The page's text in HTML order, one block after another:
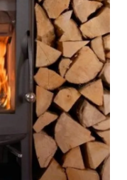
Resina
Parquet
Gres
Laminato
Moquette
Carta da parati
Pavimenti esterni
Fai da Te